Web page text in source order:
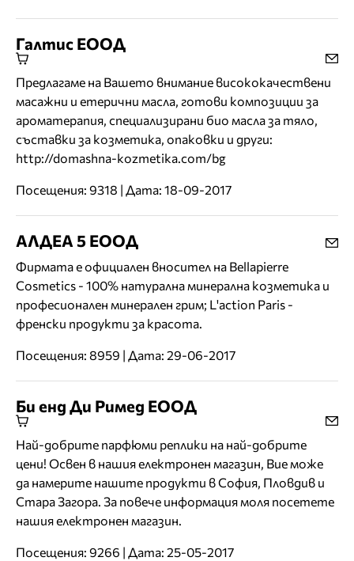
Галтис ЕООД
Предлагаме на Вашето внимание висококачествени
масажни и етерични масла, готови композиции за
ароматерапия, специализирани био масла за тяло,
съставки за козметика, опаковки и други:
http://domashna-kozmetika.com/bg
Посещения: 9318 | Дата: 18-09-2017
АЛДЕА 5 ЕООД
Фирмата е официален вносител на Bellapierre
Cosmetics - 100% натурална минерална козметика и
професионален минерален грим; L'action Paris -
френски продукти за красота.
Посещения: 8959 | Дата: 29-06-2017
Би енд Ди Римед ЕООД
Най-добрите парфюми реплики на най-добрите
цени! Освен в нашия електронен магазин, Вие може
да намерите нашите продукти в София, Пловдив и
Стара Загора. За повече информация моля посетете
нашия електронен магазин.
Посещения: 9266 | Дата: 25-05-2017